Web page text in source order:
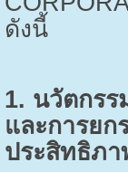
ดังนี้
1. นวัตกร
และการยก
ประสิทธิภ